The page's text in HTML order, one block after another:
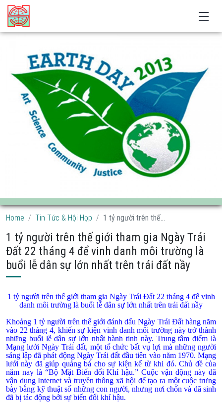
Home Tin Tức & Hội Họp 1 tỷ người trên thế...
1 tỷ người trên thế giới tham gia Ngày Trái
Ðất 22 tháng 4 để vinh danh môi trường là
buổi lễ dân sự lớn nhất trên trái đất nầy
1 tỷ người trên thế giới tham gia Ngày Trái Ðất 22 tháng 4 để vinh
danh môi trường là buổi lễ dân sự lớn nhất trên trái đất nầy
Khoảng 1 tỷ người trên thế giới đánh dấu Ngày Trái Ðất hàng năm
vào 22 tháng 4, khiến sự kiện vinh danh môi trường này trở thành
những buổi lễ dân sự lớn nhất hành tinh này. Trung tâm điểm là
Mạng lưới Ngày Trái đất, một tổ chức bất vụ lợi mà những người
sáng lập đã phát động Ngày Trái đất đầu tiên vào năm 1970. Mạng
lưới này đã giúp quảng bá cho sự kiện kể từ khi đó. Chủ đề của
năm nay là “Bộ Mặt Biến đổi Khí hậu.” Cuộc vận động này đã
vận dụng Internet và truyền thông xã hội để tạo ra một cuộc trưng
bày bằng kỹ thuật số những con người, nhưng nơi chốn và dã sinh
đã bị tác động bởi sự biến đổi khí hậu.